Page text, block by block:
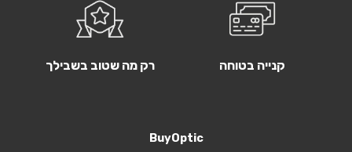
קנייה בטוחה רק מה שטוב בשבילך
BuyOptic